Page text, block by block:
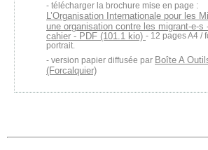
télécharger la brochure mise en page :
L’Organisation Internationale pour les
une organisation contre les migrant-e-s
cahier - PDF (101.1 kio) - 12 pages A4 /
portrait.
version papier diffusée par Boîte A
(Forcalquier)